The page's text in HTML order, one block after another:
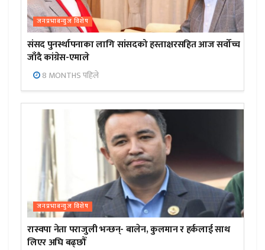
जनप्रभाबन्युज विशेष
संसद पुनर्स्थापनाका लागि सांसदको हस्ताक्षरसहित आज सर्वोच्च
जाँदै कांग्रेस-एमाले
8 MONTHS पहिले
जनप्रभाबन्युज विशेष
रास्वपा नेता पराजुली भन्छन्- बालेन, कुलमान र हर्कलाई साथ
लिएर अघि बढ्छौँ